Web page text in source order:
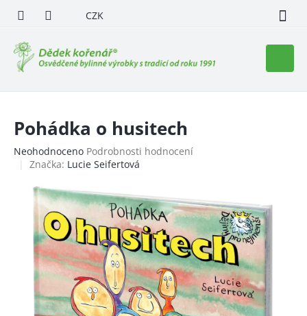
obsah
CZK
košík
Pohádka o husitech
Průměrné
hodnocení
hvězdiček.
Neohodnoceno Podrobnosti hodnocení
Značka: Lucie Seifertová